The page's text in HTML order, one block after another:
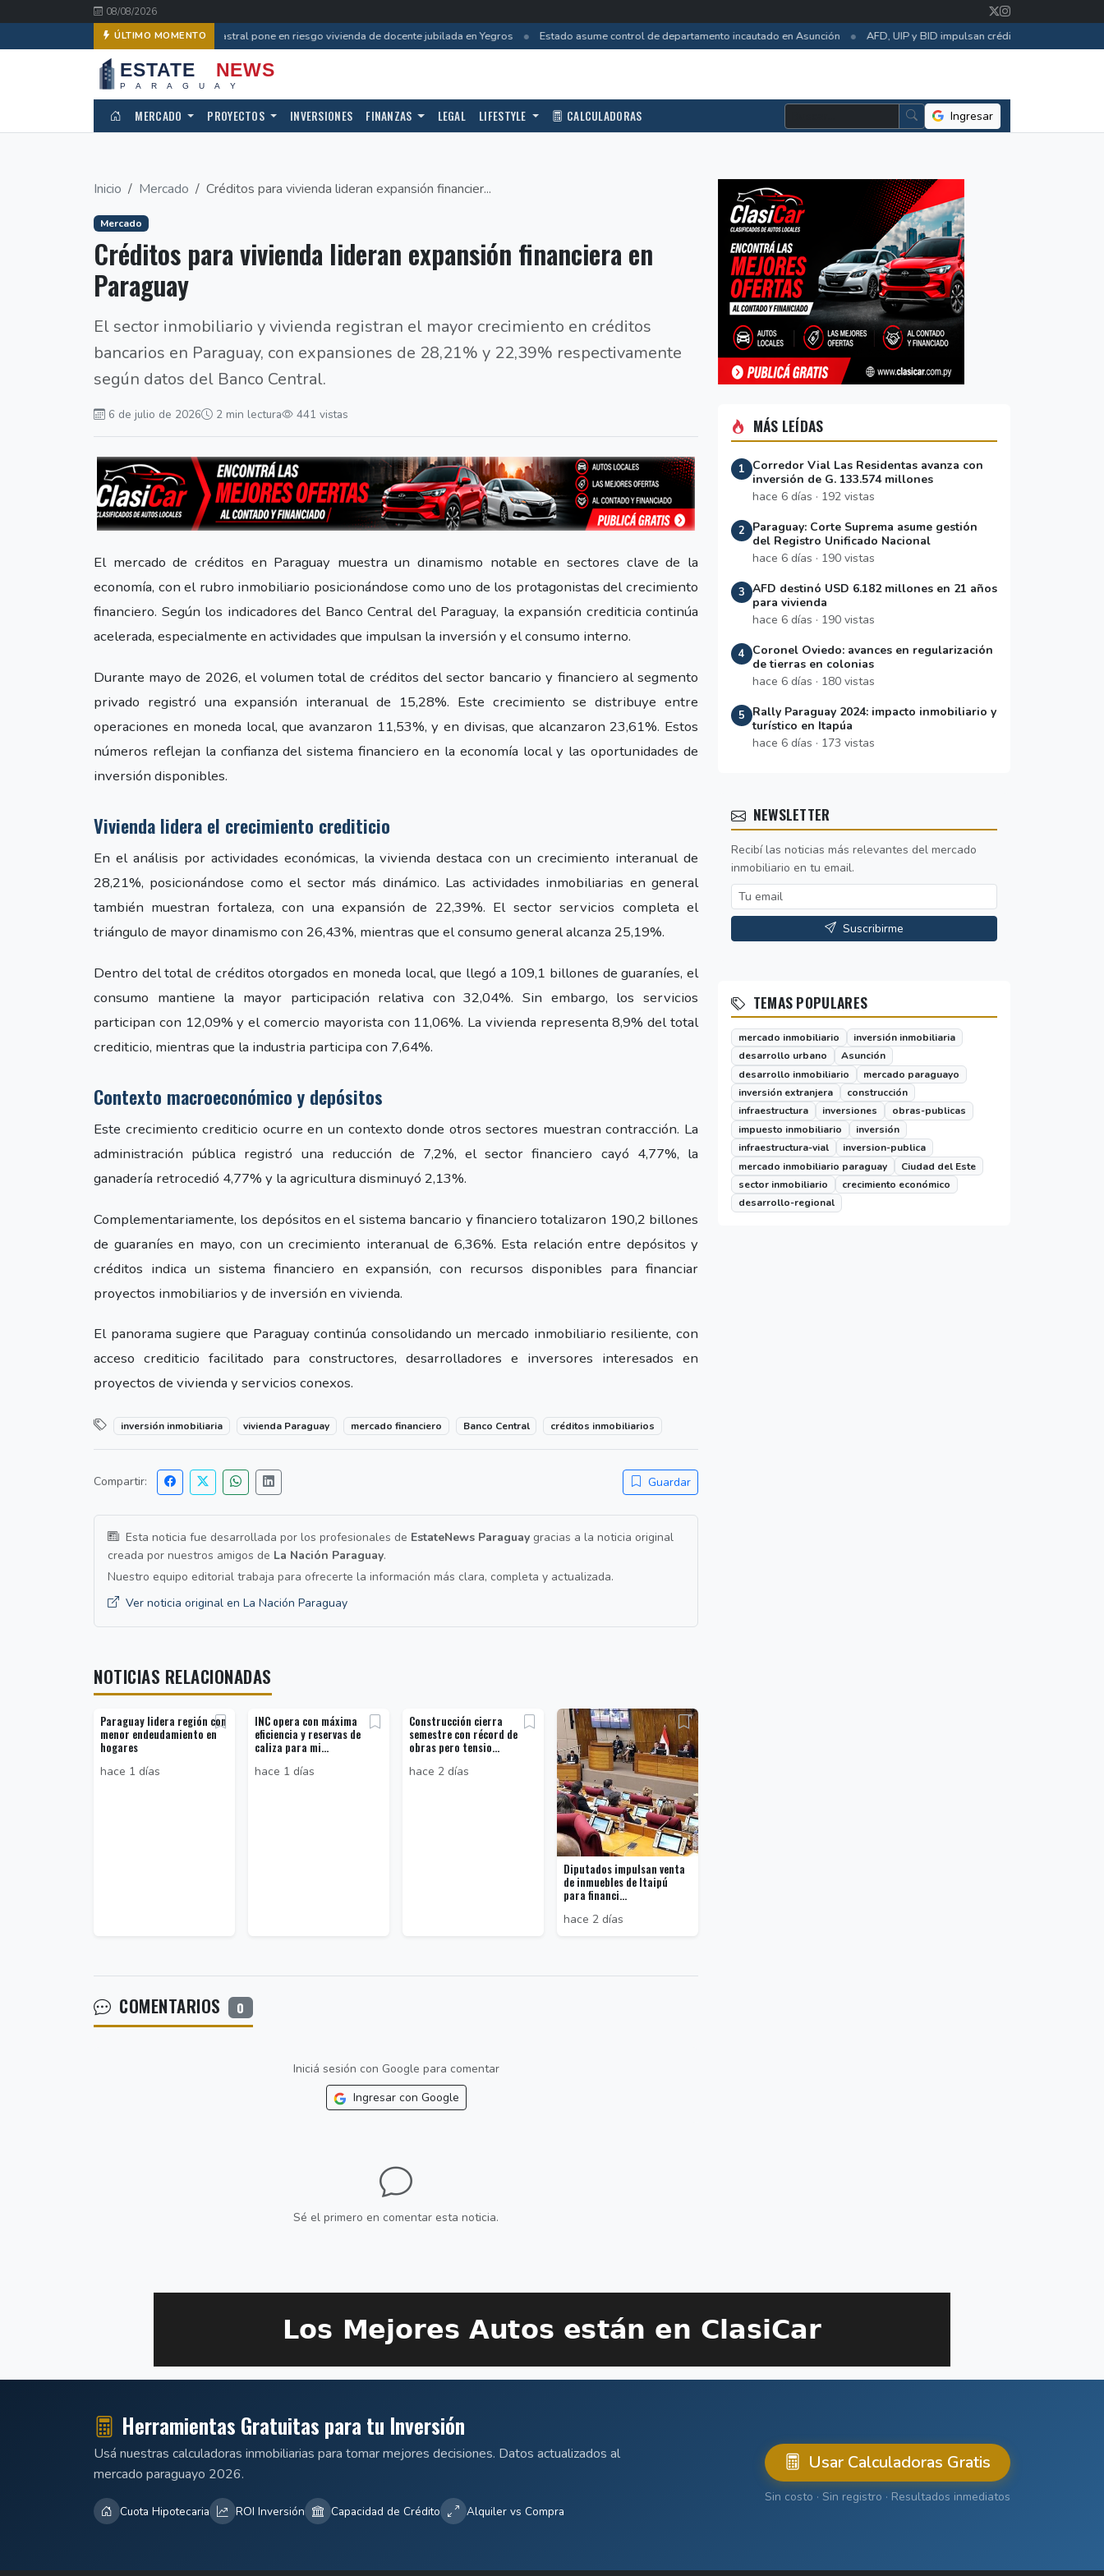
08/08/2026
ÚLTIMO MOMENTOError catastral pone en riesgo vivienda de docente jubilada en Yegros • Estado asume control de departamento incautado en Asunción • AFD, UIP y BID impulsan créditos para eficiencia
MERCADO PROYECTOS INVERSIONES FINANZAS LEGAL LIFESTYLE CALCULADORAS Ingresar
Inicio Mercado Créditos para vivienda lideran expansión financier...
Mercado
Créditos para vivienda lideran expansión financiera en
Paraguay
El sector inmobiliario y vivienda registran el mayor crecimiento en créditos
bancarios en Paraguay, con expansiones de 28,21% y 22,39% respectivamente
según datos del Banco Central.
6 de julio de 2026 2 min lectura 441 vistas
El mercado de créditos en Paraguay muestra un dinamismo notable en sectores clave de la
economía, con el rubro inmobiliario posicionándose como uno de los protagonistas del crecimiento
financiero. Según los indicadores del Banco Central del Paraguay, la expansión crediticia continúa
acelerada, especialmente en actividades que impulsan la inversión y el consumo interno.
Durante mayo de 2026, el volumen total de créditos del sector bancario y financiero al segmento
privado registró una expansión interanual de 15,28%. Este crecimiento se distribuye entre
operaciones en moneda local, que avanzaron 11,53%, y en divisas, que alcanzaron 23,61%. Estos
números reflejan la confianza del sistema financiero en la economía local y las oportunidades de
inversión disponibles.
Vivienda lidera el crecimiento crediticio
En el análisis por actividades económicas, la vivienda destaca con un crecimiento interanual de
28,21%, posicionándose como el sector más dinámico. Las actividades inmobiliarias en general
también muestran fortaleza, con una expansión de 22,39%. El sector servicios completa el
triángulo de mayor dinamismo con 26,43%, mientras que el consumo general alcanza 25,19%.
Dentro del total de créditos otorgados en moneda local, que llegó a 109,1 billones de guaraníes, el
consumo mantiene la mayor participación relativa con 32,04%. Sin embargo, los servicios
participan con 12,09% y el comercio mayorista con 11,06%. La vivienda representa 8,9% del total
crediticio, mientras que la industria participa con 7,64%.
Contexto macroeconómico y depósitos
Este crecimiento crediticio ocurre en un contexto donde otros sectores muestran contracción. La
administración pública registró una reducción de 7,2%, el sector financiero cayó 4,77%, la
ganadería retrocedió 4,77% y la agricultura disminuyó 2,13%.
Complementariamente, los depósitos en el sistema bancario y financiero totalizaron 190,2 billones
de guaraníes en mayo, con un crecimiento interanual de 6,36%. Esta relación entre depósitos y
créditos indica un sistema financiero en expansión, con recursos disponibles para financiar
proyectos inmobiliarios y de inversión en vivienda.
El panorama sugiere que Paraguay continúa consolidando un mercado inmobiliario resiliente, con
acceso crediticio facilitado para constructores, desarrolladores e inversores interesados en
proyectos de vivienda y servicios conexos.
inversión inmobiliaria vivienda Paraguay mercado financiero Banco Central créditos inmobiliarios
Compartir: Guardar
Esta noticia fue desarrollada por los profesionales de EstateNews Paraguay gracias a la noticia original
creada por nuestros amigos de La Nación Paraguay.
Nuestro equipo editorial trabaja para ofrecerte la información más clara, completa y actualizada.
Ver noticia original en La Nación Paraguay
NOTICIAS RELACIONADAS
Paraguay lidera región con
menor endeudamiento en
hogares
hace 1 días
INC opera con máxima
eficiencia y reservas de
caliza para mi...
hace 1 días
Construcción cierra
semestre con récord de
obras pero tensio...
hace 2 días
Diputados impulsan venta
de inmuebles de Itaipú
para financi...
hace 2 días
COMENTARIOS 0
Iniciá sesión con Google para comentar
Ingresar con Google
Sé el primero en comentar esta noticia.
MÁS LEÍDAS
1
Corredor Vial Las Residentas avanza con
inversión de G. 133.574 millones
hace 6 días · 192 vistas
2
Paraguay: Corte Suprema asume gestión
del Registro Unificado Nacional
hace 6 días · 190 vistas
3 AFD destinó USD 6.182 millones en 21 años
para vivienda
hace 6 días · 190 vistas
4
Coronel Oviedo: avances en regularización
de tierras en colonias
hace 6 días · 180 vistas
5
Rally Paraguay 2024: impacto inmobiliario y
turístico en Itapúa
hace 6 días · 173 vistas
NEWSLETTER
Recibí las noticias más relevantes del mercado
inmobiliario en tu email.
Suscribirme
TEMAS POPULARES
mercado inmobiliario
inversión inmobiliaria
desarrollo urbano
Asunción
desarrollo inmobiliario
mercado paraguayo
inversión extranjera
construcción
infraestructura
inversiones
obras-publicas
impuesto inmobiliario
inversión
infraestructura-vial
inversion-publica
mercado inmobiliario paraguay
Ciudad del Este
sector inmobiliario
crecimiento económico
desarrollo-regional
Herramientas Gratuitas para tu Inversión
Usá nuestras calculadoras inmobiliarias para tomar mejores decisiones. Datos actualizados al
mercado paraguayo 2026.
Cuota Hipotecaria ROI Inversión Capacidad de Crédito Alquiler vs Compra
Usar Calculadoras Gratis
Sin costo · Sin registro · Resultados inmediatos